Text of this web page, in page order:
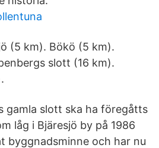
(5 km). Bökö (5 km).
slott (16 km).
gamla slott ska ha föregåtts
låg i Bjäresjö by på 1986
byggnadsminne och har nu